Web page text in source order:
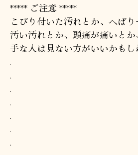
***** ご注意 *****
こびり付いた汚れとか、へばり
汚い汚れとか、頭痛が痛いと
手な人は見ない方がいいかもし
.
.
.
.
.
.
.